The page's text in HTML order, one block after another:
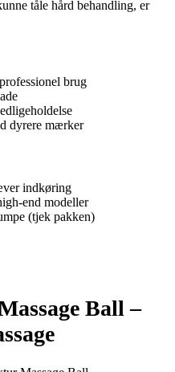
tåle hård behandling, er
brug
dyrere mærker
indkøring
end modeller
(tjek pakken)
Ball –